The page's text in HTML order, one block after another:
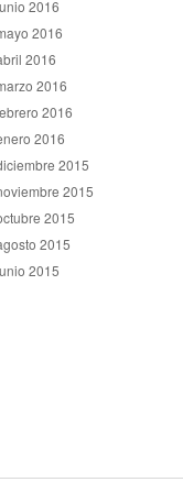
2016
2016
2016
2016
2016
2016
2015
2015
2015
2015
2015